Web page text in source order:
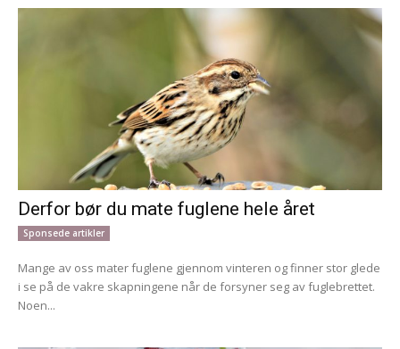
Derfor bør du mate fuglene hele året
Sponsede artikler
Mange av oss mater fuglene gjennom vinteren og finner stor glede
i se på de vakre skapningene når de forsyner seg av fuglebrettet.
Noen...